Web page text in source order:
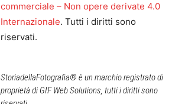
commerciale – Non opere derivate 4.0
Internazionale. Tutti i diritti sono
riservati.
StoriadellaFotografia® è un marchio registrato di
proprietà di GIF Web Solutions, tutti i diritti sono